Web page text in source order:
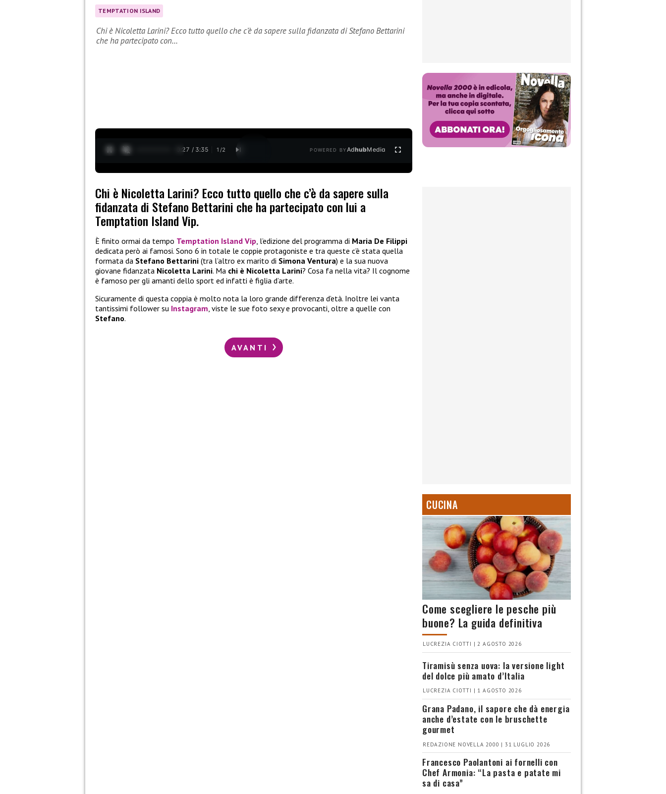
TEMPTATION ISLAND
Chi è Nicoletta Larini? Ecco tutto quello che c’è da sapere sulla fidanzata di Stefano Bettarini
che ha partecipato con…
0:28 / 3:35 1 /2 POWERED BYAdhubMedia
Chi è Nicoletta Larini? Ecco tutto quello che c’è da sapere sulla
fidanzata di Stefano Bettarini che ha partecipato con lui a
Temptation Island Vip.
È finito ormai da tempo Temptation Island Vip, l’edizione del programma di Maria De Filippi
dedicata però ai famosi. Sono 6 in totale le coppie protagoniste e tra queste c’è stata quella
formata da Stefano Bettarini (tra l’altro ex marito di Simona Ventura) e la sua nuova
giovane fidanzata Nicoletta Larini. Ma chi è Nicoletta Larini? Cosa fa nella vita? Il cognome
è famoso per gli amanti dello sport ed infatti è figlia d’arte.
Sicuramente di questa coppia è molto nota la loro grande differenza d’età. Inoltre lei vanta
tantissimi follower su Instagram, viste le sue foto sexy e provocanti, oltre a quelle con
Stefano.
AVANTI
CUCINA
Come scegliere le pesche più
buone? La guida definitiva
LUCREZIA CIOTTI | 2 AGOSTO 2026
Tiramisù senza uova: la versione light
del dolce più amato d’Italia
LUCREZIA CIOTTI | 1 AGOSTO 2026
Grana Padano, il sapore che dà energia
anche d’estate con le bruschette
gourmet
REDAZIONE NOVELLA 2000 | 31 LUGLIO 2026
Francesco Paolantoni ai fornelli con
Chef Armonia: “La pasta e patate mi
sa di casa”